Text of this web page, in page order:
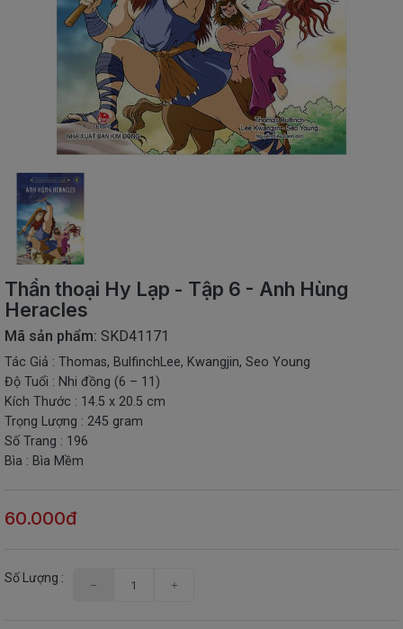
SÁCH
THIẾU
SÁCH
NGOẠI
NGỮ
VPP
-
ĐỒ
DÙNG
HỌC
SINH
TẶNG
-
ĐỒ
CHƠI
THIẾT
BỊ
-
Thần thoại Hy Lạp - Tập 6 - Anh Hùng
Heracles
Mã sản phẩm: SKD41171
Tác Giả : Thomas, BulfinchLee, Kwangjin, Seo Young
Độ Tuổi : Nhi đồng (6 – 11)
Kích Thước : 14.5 x 20.5 cm
Trọng Lượng : 245 gram
Số Trang : 196
Bìa : Bìa Mềm
60.000đ
Số Lượng :